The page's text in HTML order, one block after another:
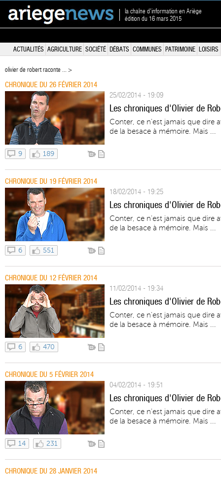
la chaîne d'information en Ariège
édition du 16 mars 2015
ACTUALITÉS AGRICULTURE SOCIÉTÉ DÉBATS COMMUNES PATRIMOINE LOISIRS
olivier de robert raconte ... >
CHRONIQUE DU 26 FÉVRIER 2014
9 189
25/02/2014 - 19:09
Les chroniques d'Olivier de
Conter, ce n'est jamais que dire
de la besace à mémoire. Mais ...
CHRONIQUE DU 19 FÉVRIER 2014
6 551
18/02/2014 - 19:25
Les chroniques d'Olivier de
Conter, ce n'est jamais que dire
de la besace à mémoire. Mais ...
CHRONIQUE DU 12 FÉVRIER 2014
6 470
11/02/2014 - 19:34
Les chroniques d'Olivier de
Conter, ce n'est jamais que dire
de la besace à mémoire. Mais ...
CHRONIQUE DU 5 FÉVRIER 2014
14 231
04/02/2014 - 19:51
Les chroniques d'Olivier de
Conter, ce n'est jamais que dire
de la besace à mémoire. Mais ...
CHRONIQUE DU 28 JANVIER 2014